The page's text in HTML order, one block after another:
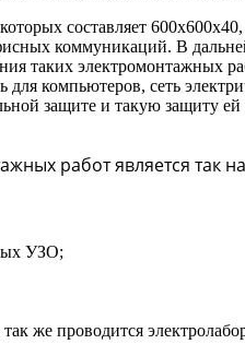
составляет
коммуникаций. В
таких
для компьютеров, сеть
защите и такую защиту
работ является
УЗО;
же проводится